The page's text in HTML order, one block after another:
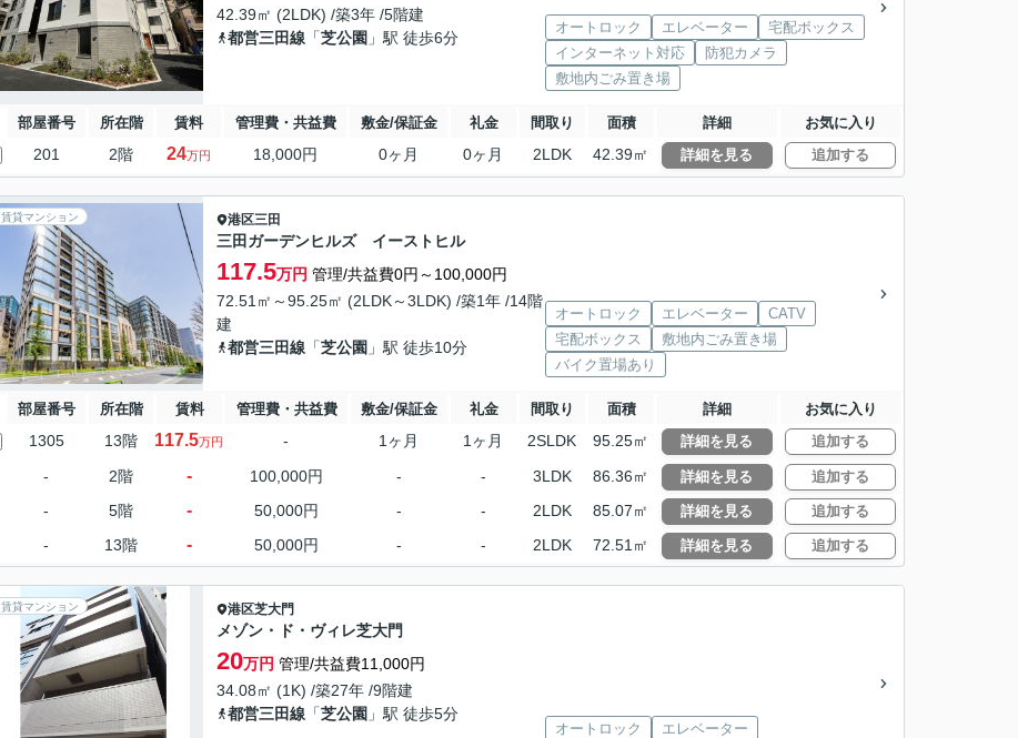
42.39㎡ (2LDK) /築3年 /5階建
都営三田線 「芝公園 」駅 徒歩6分
オートロック エレベーター
宅配ボックス
インターネット対応
防犯カメラ
敷地内ごみ置き場
部屋番号 所在階 賃料 管理費・共益費 敷金/保証金 礼金 間取り 面積 詳細 お気に入り
201 2階 24万円 18,000円 0ヶ月 0ヶ月 2LDK 42.39㎡ 詳細を見る 追加する
賃貸マンション 港区三田
三田ガーデンヒルズ イーストヒル
117.5万円 管理/共益費0円～100,000円
72.51㎡～95.25㎡ (2LDK～3LDK) /築1年 /14階
建
都営三田線 「芝公園 」駅 徒歩10分
オートロック エレベーター
CATV
宅配ボックス
敷地内ごみ置き場
バイク置場あり
部屋番号 所在階 賃料 管理費・共益費 敷金/保証金 礼金 間取り 面積 詳細 お気に入り
1305 13階 117.5万円 - 1ヶ月 1ヶ月 2SLDK 95.25㎡ 詳細を見る 追加する
- 2階 - 100,000円 - - 3LDK 86.36㎡ 詳細を見る 追加する
- 5階 - 50,000円 - - 2LDK 85.07㎡ 詳細を見る 追加する
- 13階 - 50,000円 - - 2LDK 72.51㎡ 詳細を見る 追加する
賃貸マンション 港区芝大門
メゾン・ド・ヴィレ芝大門
20万円 管理/共益費11,000円
34.08㎡ (1K) /築27年 /9階建
都営三田線 「芝公園 」駅 徒歩5分
オートロック
エレベーター